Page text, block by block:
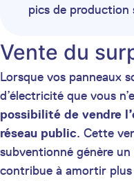
pics de production
Vente du
Lorsque vos panneaux
d’électricité que vous
possibilité de vendre
réseau public. Cette
subventionné génère
contribue à amortir